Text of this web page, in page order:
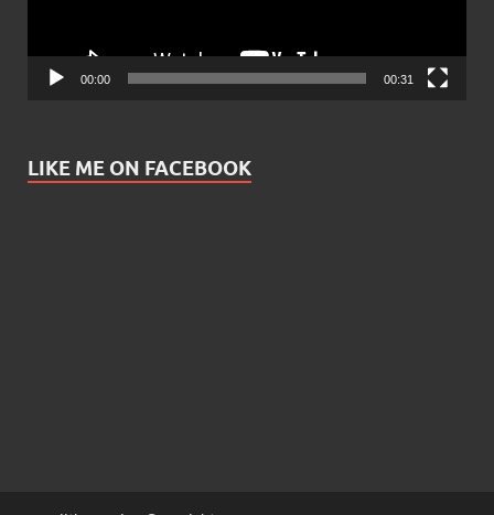
00:00 00:31
LIKE ME ON FACEBOOK